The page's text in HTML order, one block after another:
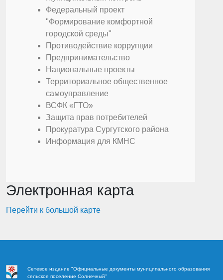
Электронная карта
Перейти к большой карте
Федеральный проект
"Формирование комфортной
городской среды"
Противодействие коррупции
Предпринимательство
Национальные проекты
Территориальное общественное
самоуправление
ВСФК «ГТО»
Защита прав потребителей
Прокуратура Сургутского района
Информация для КМНС
Сетевое издание "Официальные документы муниципального образования
сельское поселение Солнечный"